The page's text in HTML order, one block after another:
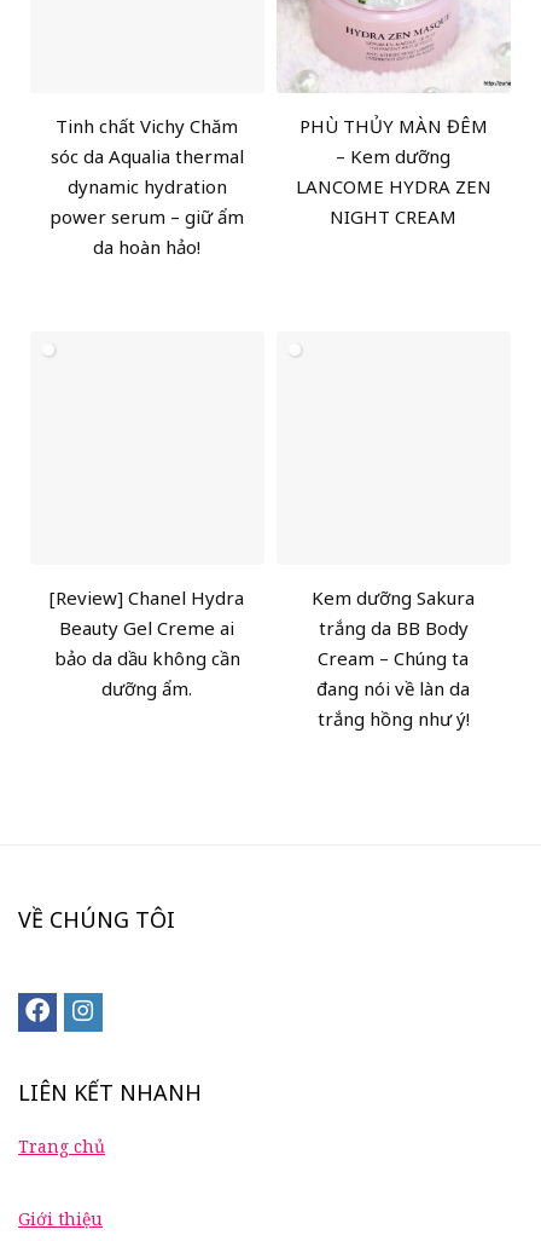
Tinh chất Vichy Chăm
sóc da Aqualia thermal
dynamic hydration
power serum – giữ ẩm
da hoàn hảo!
PHÙ THỦY MÀN ĐÊM
– Kem dưỡng
LANCOME HYDRA ZEN
NIGHT CREAM
[Review] Chanel Hydra
Beauty Gel Creme ai
bảo da dầu không cần
dưỡng ẩm.
Kem dưỡng Sakura
trắng da BB Body
Cream – Chúng ta
đang nói về làn da
trắng hồng như ý!
VỀ CHÚNG TÔI
LIÊN KẾT NHANH
Trang chủ
Giới thiệu